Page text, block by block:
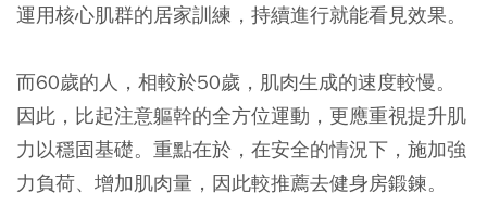
運用核心肌群的居家訓練，持續進行就能看見效果。
而60歲的人，相較於50歲，肌肉生成的速度較慢。
因此，比起注意軀幹的全方位運動，更應重視提升肌
力以穩固基礎。重點在於，在安全的情況下，施加強
力負荷、增加肌肉量，因此較推薦去健身房鍛鍊。